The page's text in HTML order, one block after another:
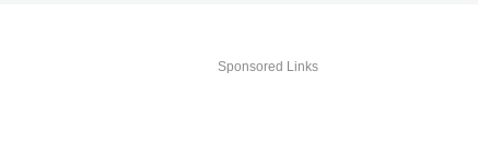
Sponsored Links